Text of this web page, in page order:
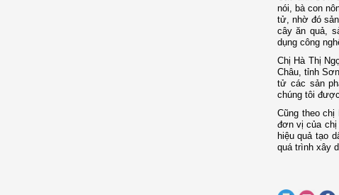
nói, bà con
tử, nhờ đó
cây ăn quả,
dụng công
Chị Hà Thị
Châu, tỉnh
tử các sản
chúng tôi
Cũng theo
đơn vị của chị
hiệu quả tạo
quá trình xây